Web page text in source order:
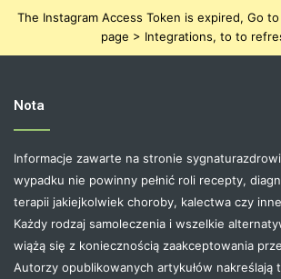
The Instagram Access Token is expired, Go
page > Integrations, to to
Nota
Informacje zawarte na stronie
wypadku nie powinny pełnić roli recepty,
terapii jakiejkolwiek choroby, kalectwa czy
Każdy rodzaj samoleczenia i wszelkie
wiążą się z koniecznością zaakceptowania
Autorzy opublikowanych artykułów nakreślają